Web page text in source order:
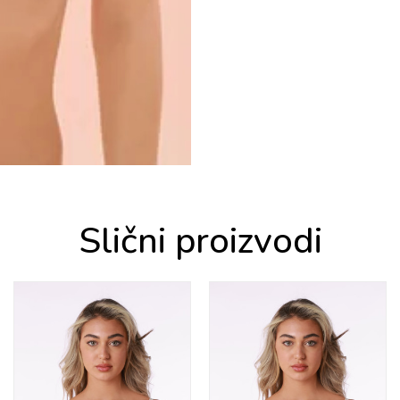
Slični proizvodi